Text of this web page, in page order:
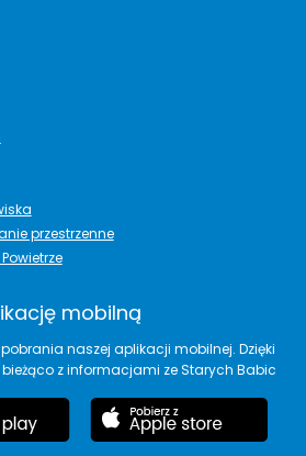
przestrzenne
mobilną
naszej aplikacji mobilnej. Dzięki
z informacjami ze Starych Babic